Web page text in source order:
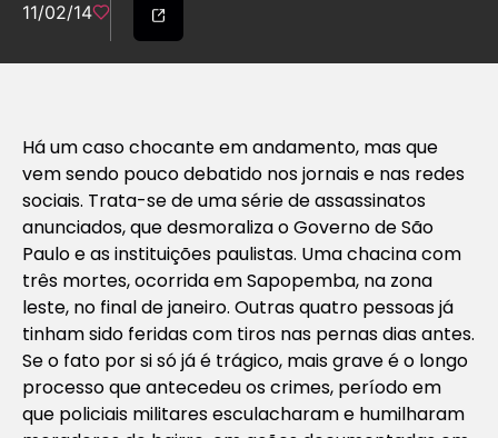
11/02/14
Há um caso chocante em andamento, mas que
vem sendo pouco debatido nos jornais e nas redes
sociais. Trata-se de uma série de assassinatos
anunciados, que desmoraliza o Governo de São
Paulo e as instituições paulistas. Uma chacina com
três mortes, ocorrida em Sapopemba, na zona
leste, no final de janeiro. Outras quatro pessoas já
tinham sido feridas com tiros nas pernas dias antes.
Se o fato por si só já é trágico, mais grave é o longo
processo que antecedeu os crimes, período em
que policiais militares esculacharam e humilharam